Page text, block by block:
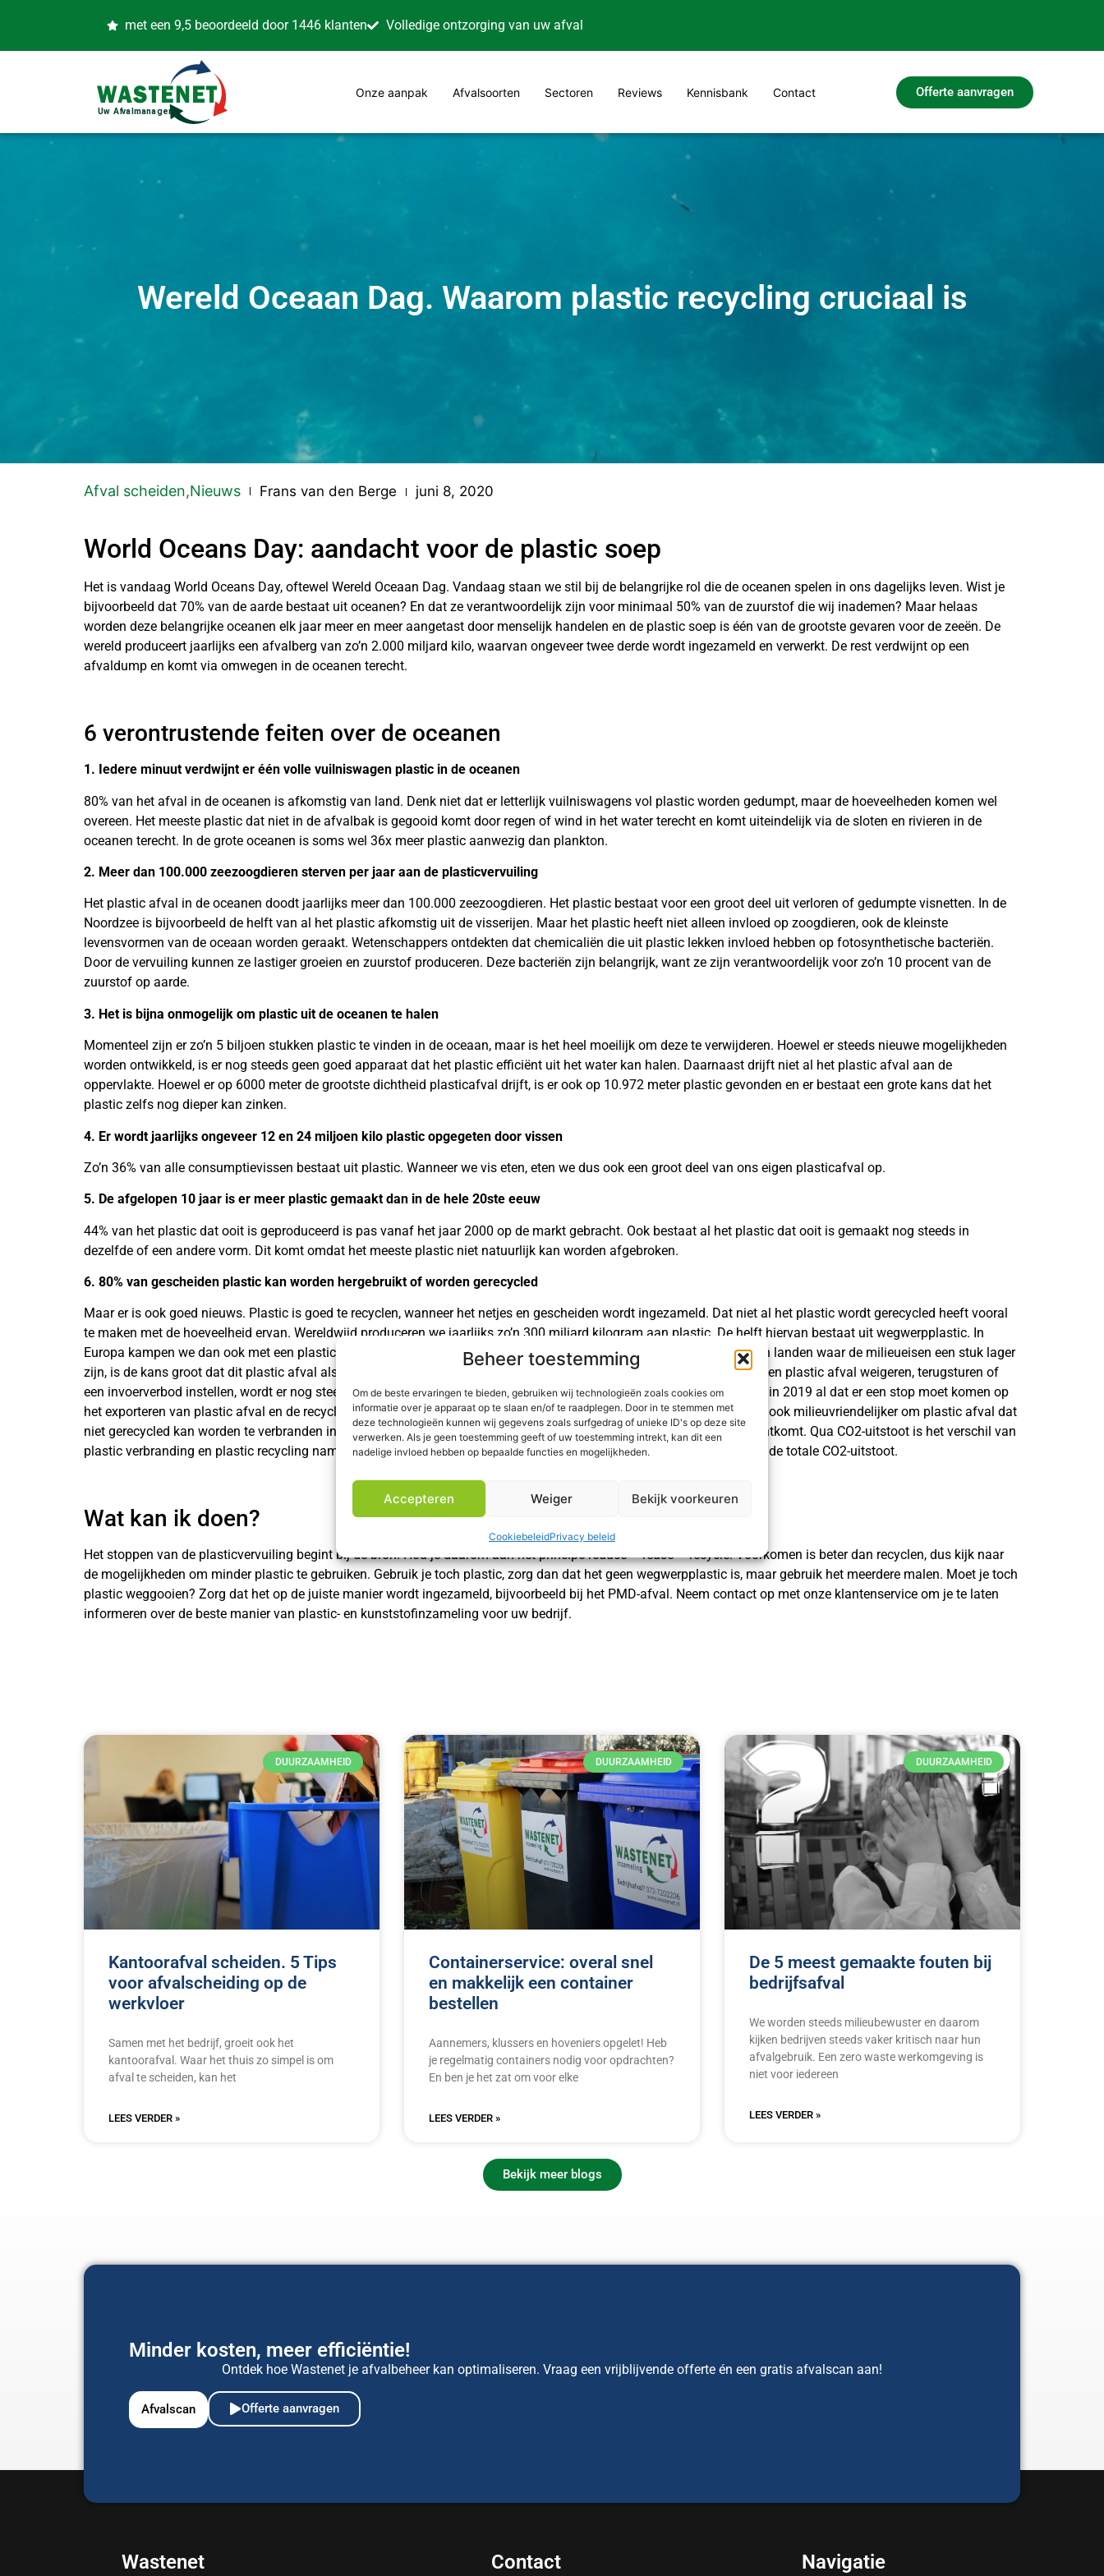
Beheer toestemming
Om de beste ervaringen te bieden, gebruiken wij technologieën zoals cookies om
informatie over je apparaat op te slaan en/of te raadplegen. Door in te stemmen met
deze technologieën kunnen wij gegevens zoals surfgedrag of unieke ID's op deze site
verwerken. Als je geen toestemming geeft of uw toestemming intrekt, kan dit een
nadelige invloed hebben op bepaalde functies en mogelijkheden.
Accepteren Weiger Bekijk voorkeuren
CookiebeleidPrivacy beleid
met een 9,5 beoordeeld door 1446 klanten Volledige ontzorging van uw afval
Onze aanpak Afvalsoorten Sectoren Reviews Kennisbank Contact Offerte aanvragen
Wereld Oceaan Dag. Waarom plastic recycling cruciaal is
Afval scheiden,Nieuws Frans van den Berge juni 8, 2020
World Oceans Day: aandacht voor de plastic soep
Het is vandaag World Oceans Day, oftewel Wereld Oceaan Dag. Vandaag staan we stil bij de belangrijke rol die de oceanen spelen in ons dagelijks leven. Wist je
bijvoorbeeld dat 70% van de aarde bestaat uit oceanen? En dat ze verantwoordelijk zijn voor minimaal 50% van de zuurstof die wij inademen? Maar helaas
worden deze belangrijke oceanen elk jaar meer en meer aangetast door menselijk handelen en de plastic soep is één van de grootste gevaren voor de zeeën. De
wereld produceert jaarlijks een afvalberg van zo’n 2.000 miljard kilo, waarvan ongeveer twee derde wordt ingezameld en verwerkt. De rest verdwijnt op een
afvaldump en komt via omwegen in de oceanen terecht.
6 verontrustende feiten over de oceanen
1. Iedere minuut verdwijnt er één volle vuilniswagen plastic in de oceanen
80% van het afval in de oceanen is afkomstig van land. Denk niet dat er letterlijk vuilniswagens vol plastic worden gedumpt, maar de hoeveelheden komen wel
overeen. Het meeste plastic dat niet in de afvalbak is gegooid komt door regen of wind in het water terecht en komt uiteindelijk via de sloten en rivieren in de
oceanen terecht. In de grote oceanen is soms wel 36x meer plastic aanwezig dan plankton.
2. Meer dan 100.000 zeezoogdieren sterven per jaar aan de plasticvervuiling
Het plastic afval in de oceanen doodt jaarlijks meer dan 100.000 zeezoogdieren. Het plastic bestaat voor een groot deel uit verloren of gedumpte visnetten. In de
Noordzee is bijvoorbeeld de helft van al het plastic afkomstig uit de visserijen. Maar het plastic heeft niet alleen invloed op zoogdieren, ook de kleinste
levensvormen van de oceaan worden geraakt. Wetenschappers ontdekten dat chemicaliën die uit plastic lekken invloed hebben op fotosynthetische bacteriën.
Door de vervuiling kunnen ze lastiger groeien en zuurstof produceren. Deze bacteriën zijn belangrijk, want ze zijn verantwoordelijk voor zo’n 10 procent van de
zuurstof op aarde.
3. Het is bijna onmogelijk om plastic uit de oceanen te halen
Momenteel zijn er zo’n 5 biljoen stukken plastic te vinden in de oceaan, maar is het heel moeilijk om deze te verwijderen. Hoewel er steeds nieuwe mogelijkheden
worden ontwikkeld, is er nog steeds geen goed apparaat dat het plastic efficiënt uit het water kan halen. Daarnaast drijft niet al het plastic afval aan de
oppervlakte. Hoewel er op 6000 meter de grootste dichtheid plasticafval drijft, is er ook op 10.972 meter plastic gevonden en er bestaat een grote kans dat het
plastic zelfs nog dieper kan zinken.
4. Er wordt jaarlijks ongeveer 12 en 24 miljoen kilo plastic opgegeten door vissen
Zo’n 36% van alle consumptievissen bestaat uit plastic. Wanneer we vis eten, eten we dus ook een groot deel van ons eigen plasticafval op.
5. De afgelopen 10 jaar is er meer plastic gemaakt dan in de hele 20ste eeuw
44% van het plastic dat ooit is geproduceerd is pas vanaf het jaar 2000 op de markt gebracht. Ook bestaat al het plastic dat ooit is gemaakt nog steeds in
dezelfde of een andere vorm. Dit komt omdat het meeste plastic niet natuurlijk kan worden afgebroken.
6. 80% van gescheiden plastic kan worden hergebruikt of worden gerecycled
Maar er is ook goed nieuws. Plastic is goed te recyclen, wanneer het netjes en gescheiden wordt ingezameld. Dat niet al het plastic wordt gerecycled heeft vooral
te maken met de hoeveelheid ervan. Wereldwijd produceren we jaarlijks zo’n 300 miljard kilogram aan plastic. De helft hiervan bestaat uit wegwerpplastic. In
Europa kampen we dan ook met een plastic overschot. Veel plastic afval wordt naar het buitenland verscheept. Maar in landen waar de milieueisen een stuk lager
zijn, is de kans groot dat dit plastic afval alsnog in het milieu terechtkomt door illegale dump. Hoewel steeds meer landen plastic afval weigeren, terugsturen of
een invoerverbod instellen, wordt er nog steeds westers plasticafval geëxporteerd. Staatssecretaris Van Veldhoven riep in 2019 al dat er een stop moet komen op
het exporteren van plastic afval en de recyclingcapaciteit in Europa moet worden vergroot. In vele gevallen lijkt het dan ook milieuvriendelijker om plastic afval dat
niet gerecycled kan worden te verbranden in afvalverbrandingsinstallaties, om te voorkomen dat het in de natuur terechtkomt. Qua CO2-uitstoot is het verschil van
plastic verbranding en plastic recycling namelijk niet heel groot. Dit scheelt namelijk maar zo’n 0,1 tot 0,15 procent van de totale CO2-uitstoot.
Wat kan ik doen?
Het stoppen van de plasticvervuiling begint bij de bron. Hou je daarom aan het principe reduce – reuse – recycle. Voorkomen is beter dan recyclen, dus kijk naar
de mogelijkheden om minder plastic te gebruiken. Gebruik je toch plastic, zorg dan dat het geen wegwerpplastic is, maar gebruik het meerdere malen. Moet je toch
plastic weggooien? Zorg dat het op de juiste manier wordt ingezameld, bijvoorbeeld bij het PMD-afval. Neem contact op met onze klantenservice om je te laten
informeren over de beste manier van plastic- en kunststofinzameling voor uw bedrijf.
DUURZAAMHEID
Kantoorafval scheiden. 5 Tips
voor afvalscheiding op de
werkvloer
Samen met het bedrijf, groeit ook het
kantoorafval. Waar het thuis zo simpel is om
afval te scheiden, kan het
LEES VERDER »
DUURZAAMHEID
Containerservice: overal snel
en makkelijk een container
bestellen
Aannemers, klussers en hoveniers opgelet! Heb
je regelmatig containers nodig voor opdrachten?
En ben je het zat om voor elke
LEES VERDER »
DUURZAAMHEID
De 5 meest gemaakte fouten bij
bedrijfsafval
We worden steeds milieubewuster en daarom
kijken bedrijven steeds vaker kritisch naar hun
afvalgebruik. Een zero waste werkomgeving is
niet voor iedereen
LEES VERDER »
Bekijk meer blogs
Minder kosten, meer efficiëntie!
Ontdek hoe Wastenet je afvalbeheer kan optimaliseren. Vraag een vrijblijvende offerte én een gratis afvalscan aan!
Afvalscan Offerte aanvragen
Wastenet Contact Navigatie